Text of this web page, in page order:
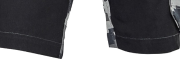
Salopete pu vara
Salopete pu iarna
Salopete Outlet